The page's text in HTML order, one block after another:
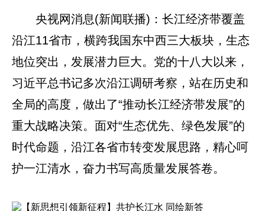
央视网消息(新闻联播)：长江经济带覆盖
沿江11省市，横跨我国东中西三大板块，生态
地位突出，发展潜力巨大。党的十八大以来，
习近平总书记多次沿江调研考察，站在历史和
全局的高度，做出了“推动长江经济带发展”的
重大战略决策。面对“生态优先、绿色发展”的
时代命题，沿江各省市转变发展思路，精心呵
护一江清水，奋力书写高质量发展答卷。